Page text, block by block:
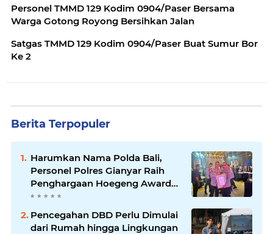
Personel TMMD 129 Kodim 0904/Paser Bersama
Warga Gotong Royong Bersihkan Jalan
Satgas TMMD 129 Kodim 0904/Paser Buat Sumur Bor
Ke 2
Berita Terpopuler
Harumkan Nama Polda Bali,
Personel Polres Gianyar Raih
Penghargaan Hoegeng Awards
2026
Pencegahan DBD Perlu Dimulai
dari Rumah hingga Lingkungan